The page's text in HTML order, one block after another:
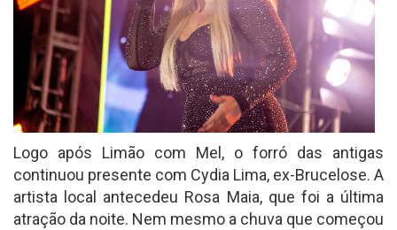
Logo após Limão com Mel, o forró das antigas
continuou presente com Cydia Lima, ex-Brucelose. A
artista local antecedeu Rosa Maia, que foi a última
atração da noite. Nem mesmo a chuva que começou